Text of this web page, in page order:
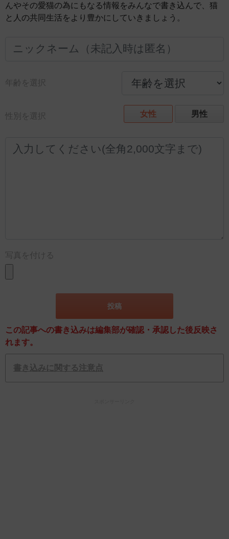
んやその愛猫の為にもなる情報をみんなで書き込んで、猫
と人の共同生活をより豊かにしていきましょう。
年齢を選択
性別を選択 女性 男性
写真を付ける
この記事への書き込みは編集部が確認・承認した後反映さ
れます。
書き込みに関する注意点